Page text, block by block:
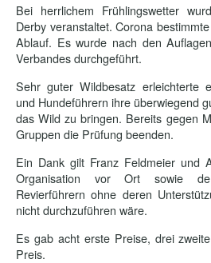
Bei herrlichem Frühlingswetter
Derby veranstaltet. Corona
Ablauf. Es wurde nach den
Verbandes durchgeführt.
Sehr guter Wildbesatz erleichterte
und Hundeführern ihre überwiegend
das Wild zu bringen. Bereits gegen
Gruppen die Prüfung beenden.
Ein Dank gilt Franz Feldmeier und
Organisation vor Ort sowie
Revierführern ohne deren
nicht durchzuführen wäre.
Es gab acht erste Preise, drei
Preis.